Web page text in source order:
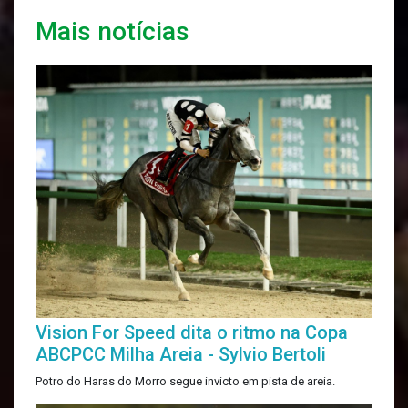
Mais notícias
Vision For Speed dita o ritmo na Copa
ABCPCC Milha Areia - Sylvio Bertoli
Potro do Haras do Morro segue invicto em pista de areia.